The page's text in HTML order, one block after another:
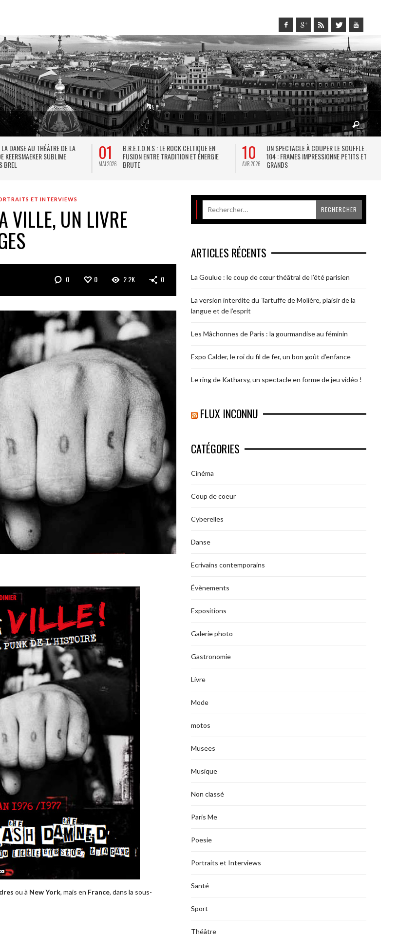
DANSE AU THÉÂTRE DE LA
KEERSMAEKER SUBLIME
BREL
01
MAI 2026
B.R.E.T.O.N.S : LE ROCK CELTIQUE EN
FUSION ENTRE TRADITION ET ÉNERGIE
BRUTE
10
AVR 2026
UN SPECTACLE À COUPER LE SOUFFLE AU
104 : FRAMES IMPRESSIONNE PETITS ET
GRANDS
ET INTERVIEWS
VILLE, UN LIVRE
0 0 2.2K 0
ou à New York, mais en France, dans la sous-
ARTICLES RÉCENTS
La Goulue : le coup de cœur théâtral de l’été parisien
La version interdite du Tartuffe de Molière, plaisir de la
langue et de l’esprit
Les Mâchonnes de Paris : la gourmandise au féminin
Expo Calder, le roi du fil de fer, un bon goût d’enfance
Le ring de Katharsy, un spectacle en forme de jeu vidéo !
FLUX INCONNU
CATÉGORIES
Cinéma
Coup de coeur
Cyberelles
Danse
Ecrivains contemporains
Évènements
Expositions
Galerie photo
Gastronomie
Livre
Mode
motos
Musees
Musique
Non classé
Paris Me
Poesie
Portraits et Interviews
Santé
Sport
Théâtre